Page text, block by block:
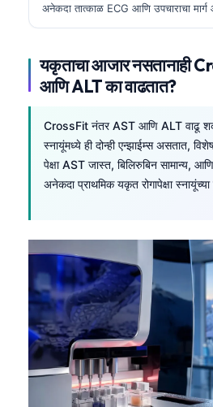
अनेकदा तात्काळ ECG आणि उपचाराचा
यकृताचा आजार नसतानाही
आणि ALT का वाढतात?
CrossFit नंतर AST आणि ALT वाढू
स्नायूंमध्ये ही दोन्ही एन्झाईम्स असतात,
पेक्षा AST जास्त, बिलिरुबिन सामान्य,
अनेकदा प्राथमिक यकृत रोगापेक्षा स्नायूंच्या